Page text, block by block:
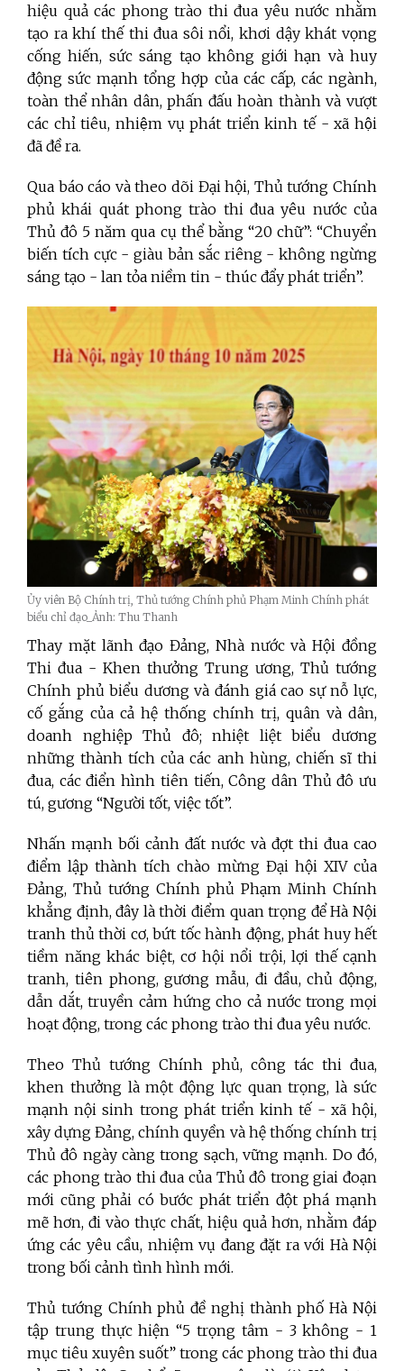
hiệu quả các phong trào thi đua yêu nước nhằm
tạo ra khí thế thi đua sôi nổi, khơi dậy khát vọng
cống hiến, sức sáng tạo không giới hạn và huy
động sức mạnh tổng hợp của các cấp, các ngành,
toàn thể nhân dân, phấn đấu hoàn thành và vượt
các chỉ tiêu, nhiệm vụ phát triển kinh tế - xã hội
đã đề ra.
Qua báo cáo và theo dõi Đại hội, Thủ tướng Chính
phủ khái quát phong trào thi đua yêu nước của
Thủ đô 5 năm qua cụ thể bằng “20 chữ”: “Chuyển
biến tích cực - giàu bản sắc riêng - không ngừng
sáng tạo - lan tỏa niềm tin - thúc đẩy phát triển”.
Ủy viên Bộ Chính trị, Thủ tướng Chính phủ Phạm Minh Chính phát
biểu chỉ đạo_Ảnh: Thu Thanh
Thay mặt lãnh đạo Đảng, Nhà nước và Hội đồng
Thi đua - Khen thưởng Trung ương, Thủ tướng
Chính phủ biểu dương và đánh giá cao sự nỗ lực,
cố gắng của cả hệ thống chính trị, quân và dân,
doanh nghiệp Thủ đô; nhiệt liệt biểu dương
những thành tích của các anh hùng, chiến sĩ thi
đua, các điển hình tiên tiến, Công dân Thủ đô ưu
tú, gương “Người tốt, việc tốt”.
Nhấn mạnh bối cảnh đất nước và đợt thi đua cao
điểm lập thành tích chào mừng Đại hội XIV của
Đảng, Thủ tướng Chính phủ Phạm Minh Chính
khẳng định, đây là thời điểm quan trọng để Hà Nội
tranh thủ thời cơ, bứt tốc hành động, phát huy hết
tiềm năng khác biệt, cơ hội nổi trội, lợi thế cạnh
tranh, tiên phong, gương mẫu, đi đầu, chủ động,
dẫn dắt, truyền cảm hứng cho cả nước trong mọi
hoạt động, trong các phong trào thi đua yêu nước.
Theo Thủ tướng Chính phủ, công tác thi đua,
khen thưởng là một động lực quan trọng, là sức
mạnh nội sinh trong phát triển kinh tế - xã hội,
xây dựng Đảng, chính quyền và hệ thống chính trị
Thủ đô ngày càng trong sạch, vững mạnh. Do đó,
các phong trào thi đua của Thủ đô trong giai đoạn
mới cũng phải có bước phát triển đột phá mạnh
mẽ hơn, đi vào thực chất, hiệu quả hơn, nhằm đáp
ứng các yêu cầu, nhiệm vụ đang đặt ra với Hà Nội
trong bối cảnh tình hình mới.
Thủ tướng Chính phủ đề nghị thành phố Hà Nội
tập trung thực hiện “5 trọng tâm - 3 không - 1
mục tiêu xuyên suốt” trong các phong trào thi đua